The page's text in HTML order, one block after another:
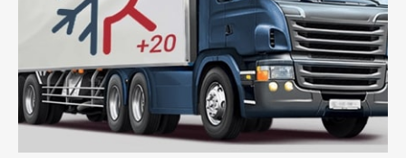
от 6000 руб.
- Рефрижераторные перевозки грузов с
соблюдением температурного режима, работающим
термописцем, санитарной обработкой кузова и мед.
книжкой у водителя.
- Тайгер Логистик поможет быстро перевезти
скоропортящиеся продукты в любой город России с